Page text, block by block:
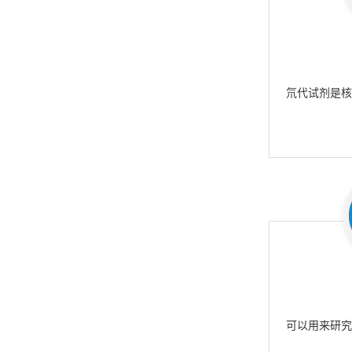
氘代试剂是
可以用来研